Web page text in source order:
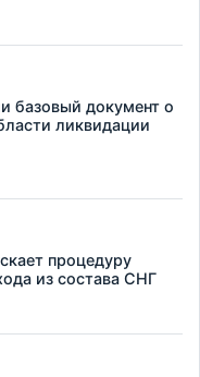
базовый документ о
ликвидации
процедуру
из состава СНГ